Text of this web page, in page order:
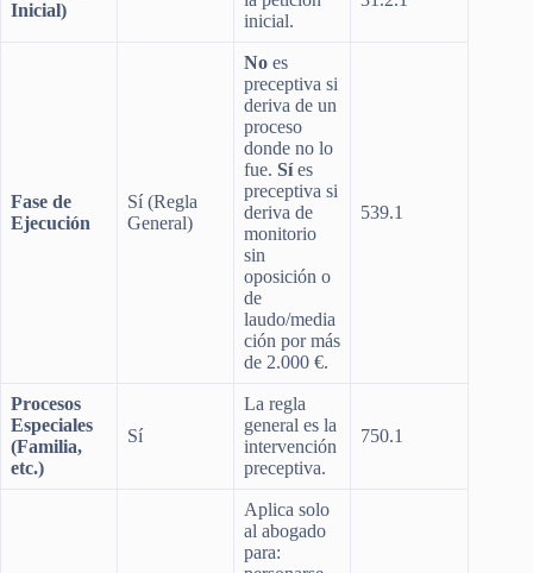
Inicial)
inicial.
Fase de
Ejecución
Sí (Regla
General)
No es
preceptiva si
deriva de un
proceso
donde no lo
fue. Síes
preceptiva si
deriva de
monitorio
sin
oposición o
de
laudo/media
ción por más
de 2.000 €.
539.1
Procesos
Especiales
(Familia,
etc.)
Sí
La regla
general es la
intervención
preceptiva.
750.1
Aplica solo
al abogado
para: